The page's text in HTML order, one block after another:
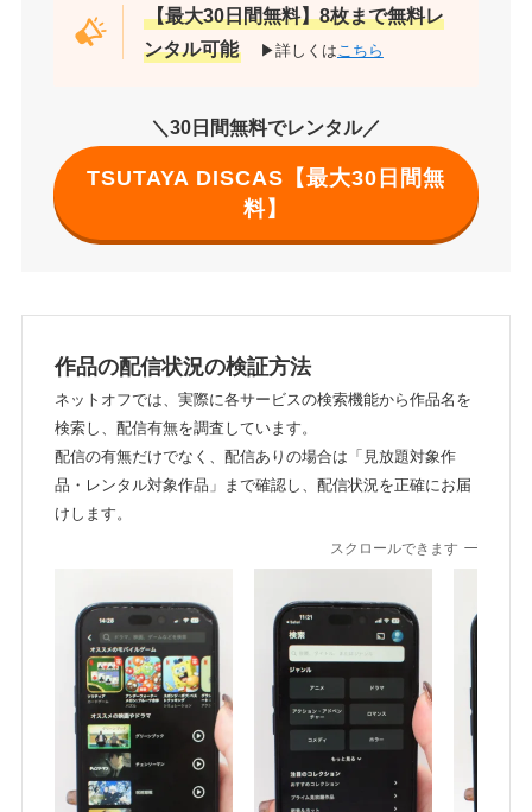
【最大30日間無料】8枚まで無料レ
ンタル可能
▶詳しくはこちら
＼30日間無料でレンタル／
TSUTAYA DISCAS【最大30日間無
料】
作品の配信状況の検証方法
ネットオフでは、実際に各サービスの検索機能から作品名を
検索し、配信有無を調査しています。
配信の有無だけでなく、配信ありの場合は「見放題対象作
品・レンタル対象作品」まで確認し、配信状況を正確にお届
けします。
スクロールできます